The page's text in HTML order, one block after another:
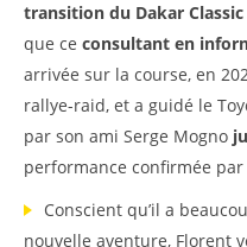
transition du Dakar
que ce consultant en
arrivée sur la course, en
rallye-raid, et a guidé le
par son ami Serge Mogno
performance confirmée par
Conscient qu’il a
nouvelle aventure, Florent